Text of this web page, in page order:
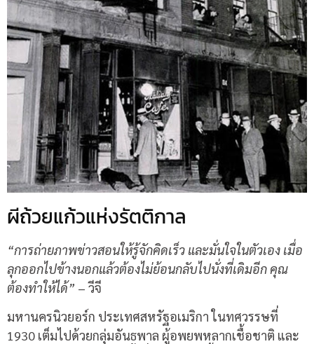
ผีถ้วยแก้วแห่งรัตติกาล
“การถ่ายภาพข่าวสอนให้รู้จักคิดเร็ว และมั่นใจในตัวเอง เมื่อ
ลุกออกไปข้างนอกแล้วต้องไม่ย้อนกลับไปนั่งที่เดิมอีก คุณ
ต้องทำให้ได้” – วีจี
มหานครนิวยอร์ก ประเทศสหรัฐอเมริกา ในทศวรรษที่
1930 เต็มไปด้วยกลุ่มอันธพาล ผู้อพยพหลากเชื้อชาติ และ